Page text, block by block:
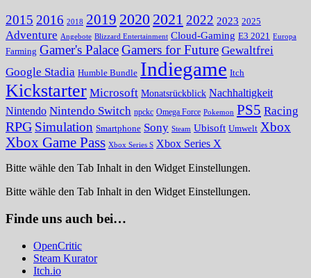
2015 2016 2018 2019 2020 2021 2022 2023 2025
Adventure Angebote Blizzard Entertainment Cloud-Gaming E3 2021 Europa
Farming Gamer's PalaceGamers for Future Gewaltfrei
Google Stadia Humble Bundle Indiegame Itch
Kickstarter Microsoft Monatsrückblick Nachhaltigkeit
Nintendo Nintendo Switch npckc Omega Force Pokemon PS5 Racing
RPG Simulation Smartphone Sony Steam Ubisoft Umwelt Xbox
Xbox Game Pass Xbox Series S Xbox Series X
Bitte wähle den Tab Inhalt in den Widget Einstellungen.
Bitte wähle den Tab Inhalt in den Widget Einstellungen.
Finde uns auch bei…
OpenCritic
Steam Kurator
Itch.io